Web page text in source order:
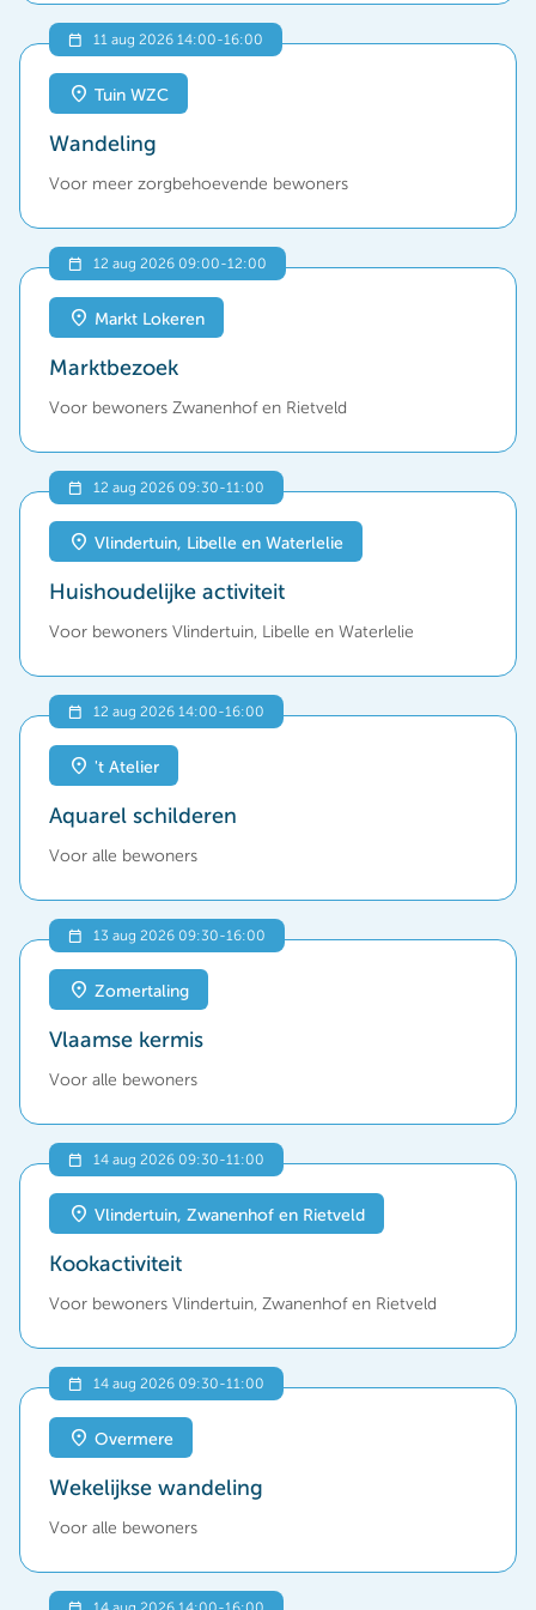
11 aug 2026 14:00-16:00
Tuin WZC
Wandeling
Voor meer zorgbehoevende bewoners
12 aug 2026 09:00-12:00
Markt Lokeren
Marktbezoek
Voor bewoners Zwanenhof en Rietveld
12 aug 2026 09:30-11:00
Vlindertuin, Libelle en Waterlelie
Huishoudelijke activiteit
Voor bewoners Vlindertuin, Libelle en Waterlelie
12 aug 2026 14:00-16:00
't Atelier
Aquarel schilderen
Voor alle bewoners
13 aug 2026 09:30-16:00
Zomertaling
Vlaamse kermis
Voor alle bewoners
14 aug 2026 09:30-11:00
Vlindertuin, Zwanenhof en Rietveld
Kookactiviteit
Voor bewoners Vlindertuin, Zwanenhof en Rietveld
14 aug 2026 09:30-11:00
Overmere
Wekelijkse wandeling
Voor alle bewoners